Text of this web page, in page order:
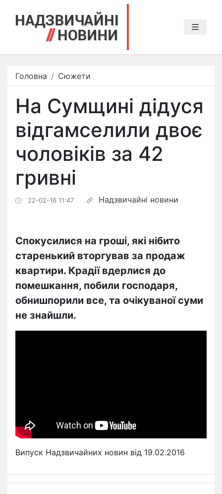
Головна Сюжети
На Сумщині дідуся
відгамселили двоє
чоловіків за 42
гривні
22-02-16 11:47 Надзвичайні новини
Спокусилися на гроші, які нібито
старенький вторгував за продаж
квартири. Крадії вдерлися до
помешкання, побили господаря,
обнишпорили все, та очікуваної суми
не знайшли.
Випуск Надзвичайних новин від 19.02.2016